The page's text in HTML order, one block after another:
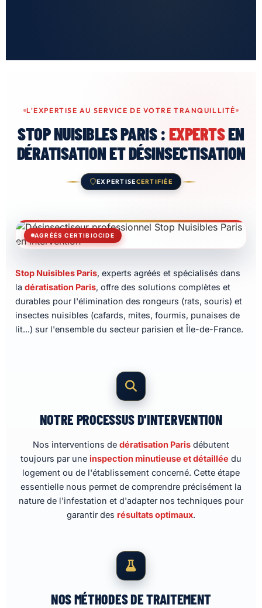
L'EXPERTISE AU SERVICE DE VOTRE TRANQUILLITÉ
STOP NUISIBLES PARIS :EXPERTSEN
DÉRATISATION ET DÉSINSECTISATION
EXPERTISECERTIFIÉE
AGRÉÉS CERTIBIOCIDE
Stop Nuisibles Paris, experts agréés et spécialisés dans
la dératisation Paris, offre des solutions complètes et
durables pour l'élimination des rongeurs (rats, souris) et
insectes nuisibles (cafards, mites, fourmis, punaises de
lit...) sur l'ensemble du secteur parisien et Île-de-France.
NOTRE PROCESSUS D'INTERVENTION
Nos interventions de dératisation Paris débutent
toujours par une inspection minutieuse et détaillée du
logement ou de l'établissement concerné. Cette étape
essentielle nous permet de comprendre précisément la
nature de l'infestation et d'adapter nos techniques pour
garantir des résultats optimaux.
NOS MÉTHODES DE TRAITEMENT